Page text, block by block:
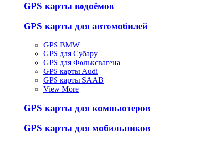
GPS карты водоёмов
GPS карты для автомобилей
GPS BMW
GPS для Субару
GPS для Фольксвагена
GPS карты Audi
GPS карты SAAB
View More
GPS карты для компьютеров
GPS карты для мобильников